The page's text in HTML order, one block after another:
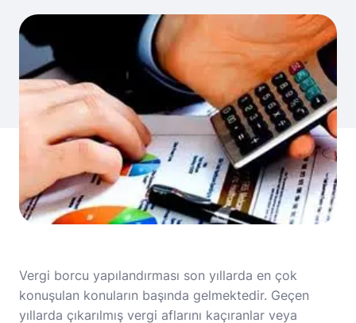
Vergi borcu yapılandırması son yıllarda en çok
konuşulan konuların başında gelmektedir. Geçen
yıllarda çıkarılmış vergi aflarını kaçıranlar veya